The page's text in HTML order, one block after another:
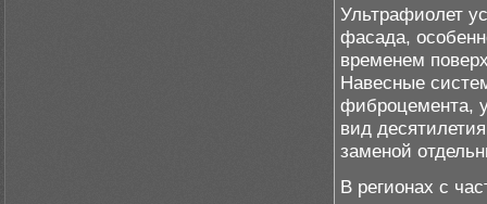
Ультрафиолет
фасада,
временем
Навесные
фиброцемента,
вид
заменой
В регионах с